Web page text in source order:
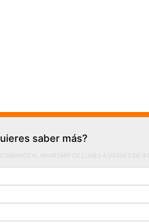
saber más?
AL WHATSAPP DE LUNES A VIERNES DE